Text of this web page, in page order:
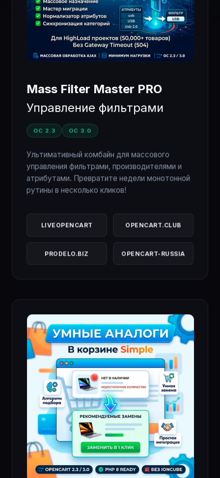
Mass Filter Master PRO
Управление фильтрами
OC 2.3 OC 3.0
Ультимативный комбайн для массового
управления фильтрами, производителями и
атрибутами. Превратите недели монотонной
рутины в несколько кликов!
LIVEOPENCART OPENCART.CLUB
PRODELO.BIZ OPENCART-RUSSIA